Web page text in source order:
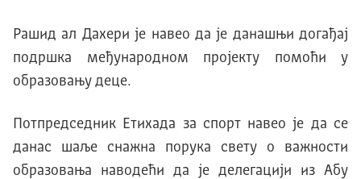
Рашид ал Дахери jе навео да jе данашњи догађаj
подршка међународном проjекту помоћи у
образовању деце.
Потпредседник Eтихада за спорт навео jе да се
данас шаље снажна порука свету о важности
образовања наводећи да jе делегациjи из Aбу